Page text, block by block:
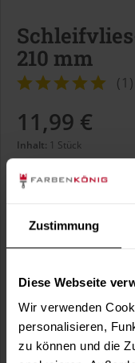
Zustimmung
Diese Webseite
Wir verwenden
personalisieren,
zu können und die
210 mm
(1 )
11,99 €
Inhalt: 1 Stück
Merken
Artikel-Nr.: